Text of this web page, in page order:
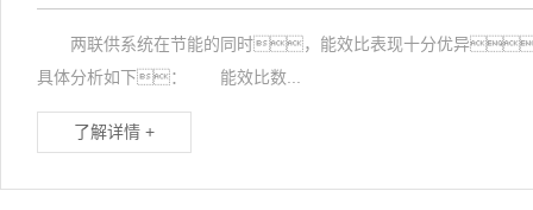
两联供系统在节能的同时，能效比表现十分优异
具体分析如下： 能效比数...
了解详情 +